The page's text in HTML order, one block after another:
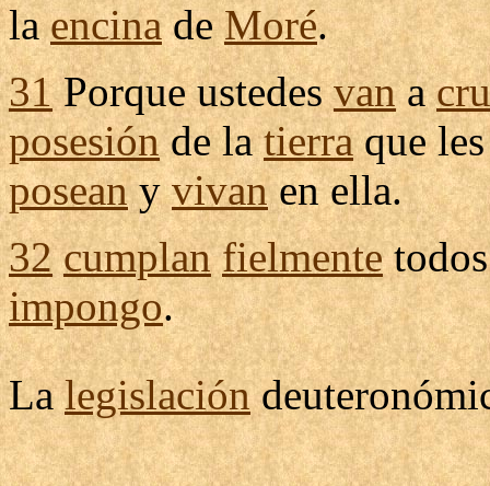
laencinadeMoré.
31Porque ustedesvana
posesiónde latierraque
poseanyvivanen ella.
32 cumplan fielmente
impongo.
Lalegislación